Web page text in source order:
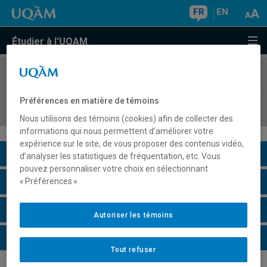
FR EN
Étudier à l'UQAM
COURS//
connaissance de soi
Description du cours
Horaire - Été 2026
Horaire - Automne 2026
Horaire - Hiver 2027
Préférences en matière de témoins
Nous utilisons des témoins (cookies) afin de collecter des
informations qui nous permettent d’améliorer votre
expérience sur le site, de vous proposer des contenus vidéo,
d’analyser les statistiques de fréquentation, etc. Vous
pouvez personnaliser votre choix en sélectionnant
« Préférences ».
Tout refuser
Autoriser les témoins